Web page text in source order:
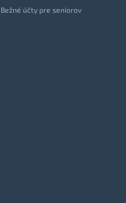
Bežné účty pre seniorov